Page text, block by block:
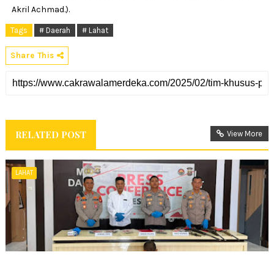
Akril Achmad.).
Tags # Daerah # Lahat
Share This
RELATED POST View More
LAHAT